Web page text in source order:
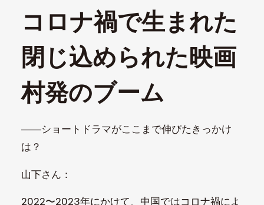
コロナ禍で生まれた
閉じ込められた映画
村発のブーム
――ショートドラマがここまで伸びたきっかけ
は？
山下さん：
2022〜2023年にかけて、中国ではコロナ禍によ